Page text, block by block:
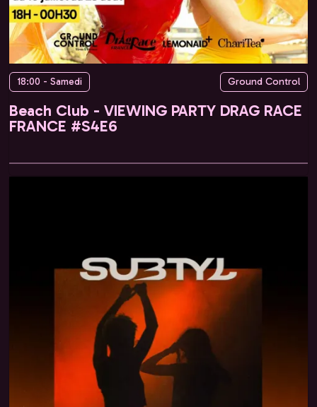
18:00 - Samedi Ground Control
Beach Club - VIEWING PARTY DRAG RACE
FRANCE #S4E6